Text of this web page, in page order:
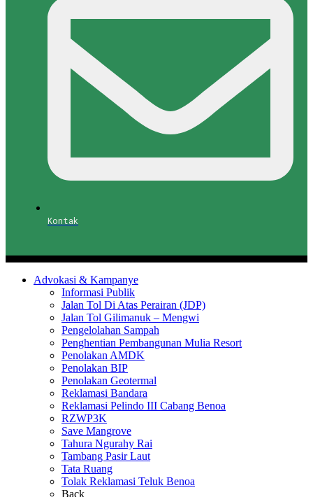
Kontak
Advokasi & Kampanye
Informasi Publik
Jalan Tol Di Atas Perairan (JDP)
Jalan Tol Gilimanuk – Mengwi
Pengelolahan Sampah
Penghentian Pembangunan Mulia Resort
Penolakan AMDK
Penolakan BIP
Penolakan Geotermal
Reklamasi Bandara
Reklamasi Pelindo III Cabang Benoa
RZWP3K
Save Mangrove
Tahura Ngurahy Rai
Tambang Pasir Laut
Tata Ruang
Tolak Reklamasi Teluk Benoa
Back